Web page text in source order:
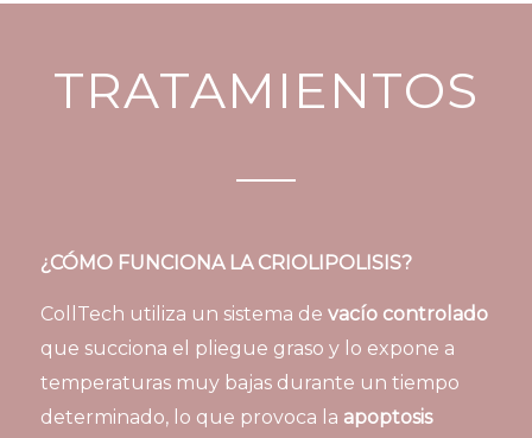
TRATAMIENTOS
¿CÓMO FUNCIONA LA CRIOLIPOLISIS?
CollTech utiliza un sistema de vacío controlado
que succiona el pliegue graso y lo expone a
temperaturas muy bajas durante un tiempo
determinado, lo que provoca la apoptosis